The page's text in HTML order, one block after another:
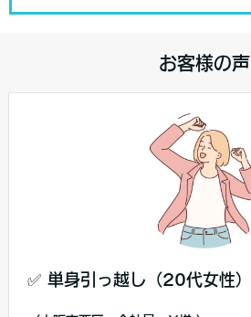
お客様の声
✅ 単身引っ越し（20代女性）